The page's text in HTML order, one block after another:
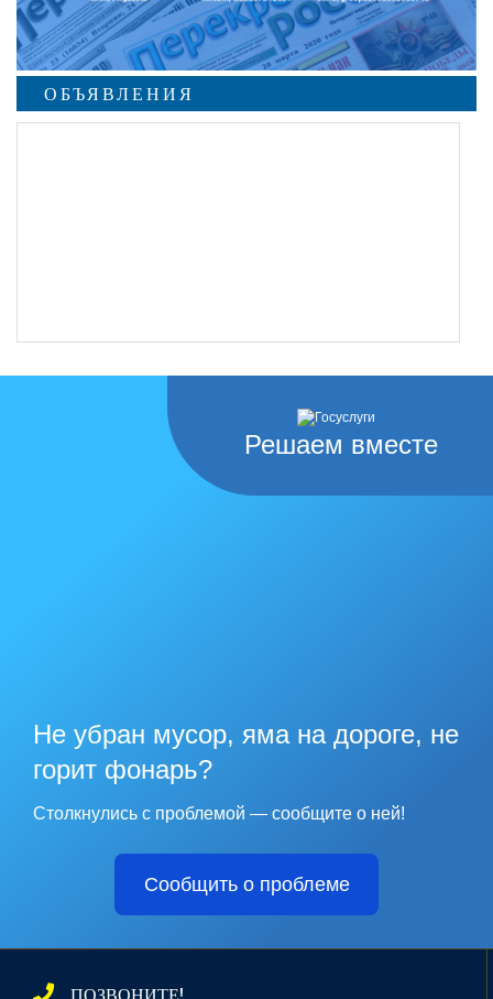
ОБЪЯВЛЕНИЯ
Решаем вместе
Не убран мусор, яма на дороге, не
горит фонарь?
Столкнулись с проблемой — сообщите о ней!
Сообщить о проблеме
ПОЗВОНИТЕ!